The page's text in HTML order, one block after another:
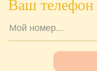
Ваш телефон